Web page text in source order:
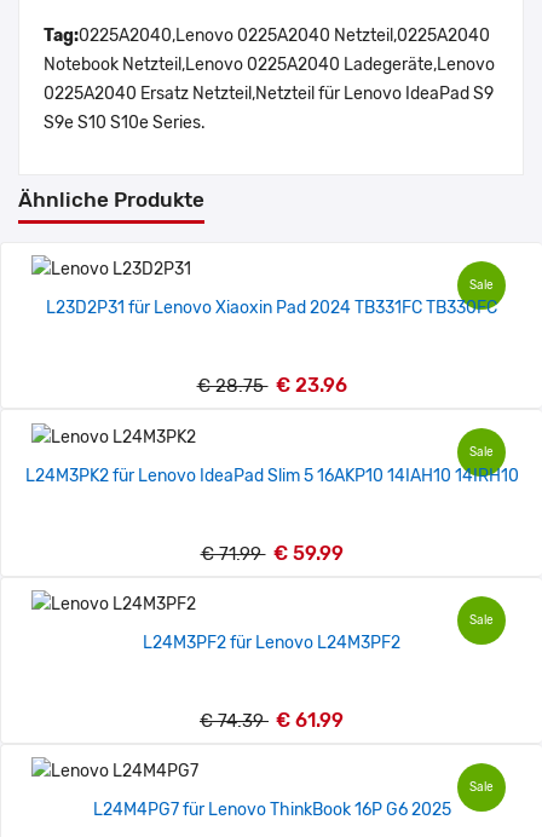
Tag:0225A2040,Lenovo 0225A2040 Netzteil,0225A2040
Notebook Netzteil,Lenovo 0225A2040 Ladegeräte,Lenovo
0225A2040 Ersatz Netzteil,Netzteil für Lenovo IdeaPad S9
S9e S10 S10e Series.
Ähnliche Produkte
Sale
L23D2P31 für Lenovo Xiaoxin Pad 2024 TB331FC TB330FC
€ 28.75 € 23.96
Sale
L24M3PK2 für Lenovo IdeaPad Slim 5 16AKP10 14IAH10 14IRH10
€ 71.99 € 59.99
Sale
L24M3PF2 für Lenovo L24M3PF2
€ 74.39 € 61.99
Sale
L24M4PG7 für Lenovo ThinkBook 16P G6 2025